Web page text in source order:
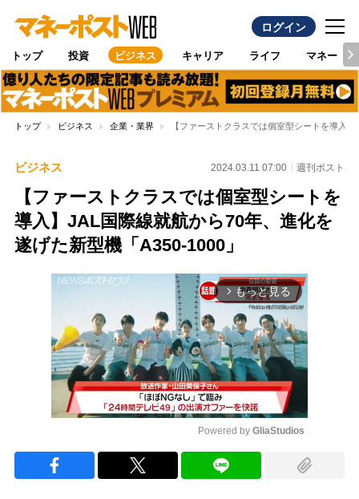
ログイン
トップ 投資 ビジネス キャリア ライフ マネー
トップ ビジネス 企業・業界 【ファーストクラスでは個室型シートを導入
ビジネス 2024.03.11 07:00 週刊ポスト
【ファーストクラスでは個室型シートを
導入】JAL国際線就航から70年、進化を
遂げた新型機「A350-1000」
arrow_forward_ios もっと見る
Powered by GliaStudios